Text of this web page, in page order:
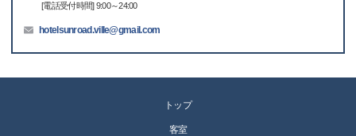
[電話受付時間] 9:00～24:00
hotelsunroad.ville@gmail.com
トップ
客室